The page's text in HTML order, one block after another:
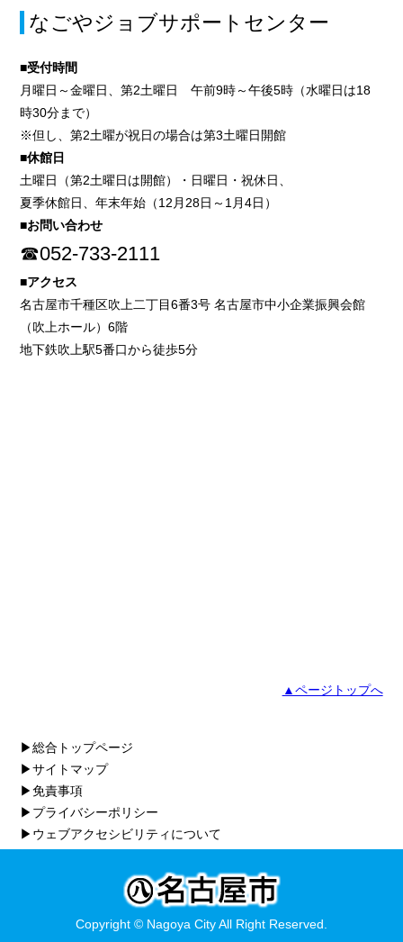
なごやジョブサポートセンター
■受付時間
月曜日～金曜日、第2土曜日 午前9時～午後5時（水曜日は18
時30分まで）
※但し、第2土曜が祝日の場合は第3土曜日開館
■休館日
土曜日（第2土曜日は開館）・日曜日・祝休日、
夏季休館日、年末年始（12月28日～1月4日）
■お問い合わせ
☎052-733-2111
■アクセス
名古屋市千種区吹上二丁目6番3号 名古屋市中小企業振興会館
（吹上ホール）6階
地下鉄吹上駅5番口から徒歩5分
▲ページトップへ
▶総合トップページ
▶サイトマップ
▶免責事項
▶プライバシーポリシー
▶ウェブアクセシビリティについて
Copyright © Nagoya City All Right Reserved.